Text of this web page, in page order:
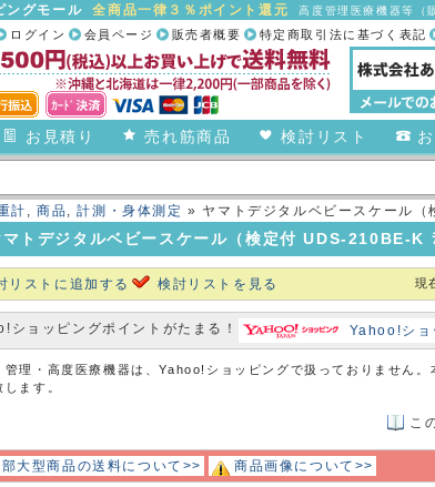
ングモール全商品一律３％ポイント還元 高度管理医療機器等
特定商取引法に基づく表記
販売者概要
会員ページ
ログイン
お見積り 売れ筋商品 検討リスト
計 , 商品,計測・身体測定 » ヤマトデジタルベビースケール
マトデジタルベビースケール（検定付 UDS-210BE-K
リストに追加する 検討リストを見る 現
ショッピングポイントがたまる！ Yahoo!ショ
管理・高度医療機器は、Yahoo!ショッピングで扱っておりません。
します。
こ
大型商品の送料について>> 商品画像について>>